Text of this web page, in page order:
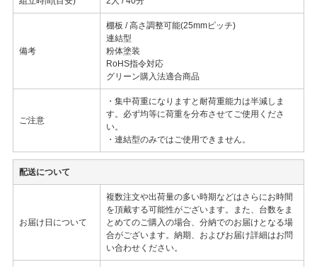
備考
棚板 / 高さ調整可能(25mmピッチ)
連結型
粉体塗装
RoHS指令対応
グリーン購入法適合商品
ご注意
・集中荷重になりますと耐荷重能力は半減しま
す。必ず均等に荷重を分布させてご使用くださ
い。
・連結型のみではご使用できません。
配送について
お届け日について
複数注文や出荷量の多い時期などはさらにお時間
を頂戴する可能性がございます。また、台数をま
とめてのご購入の場合、分納でのお届けとなる場
合がございます。納期、およびお届け詳細はお問
い合わせください。